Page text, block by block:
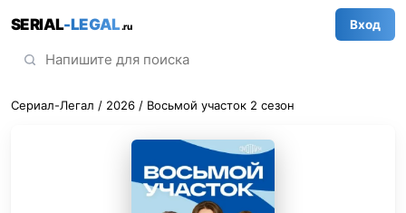
SERIAL-LEGAL.ru Вход
Сериал-Легал / 2026 / Восьмой участок 2 сезон